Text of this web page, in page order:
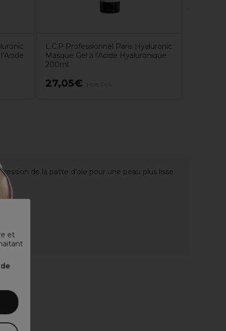
et
L.C.P Professionnel Paris Hyaluronic
Masque Gel à l'Acide Hyaluronique
200ml
27,05€
de la patte d’oie pour une peau plus lisse